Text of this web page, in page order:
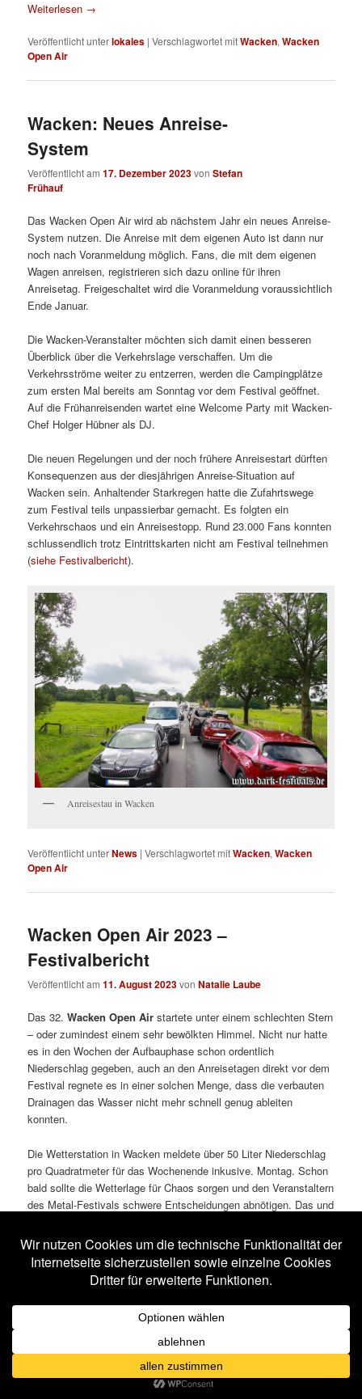
Weiterlesen →
Veröffentlicht unterlokales |Verschlagwortet mitWacken,Wacken
Open Air
Wacken: Neues Anreise-
System
Veröffentlicht am17. Dezember 2023vonStefan
Frühauf
Das Wacken Open Air wird ab nächstem Jahr ein neues Anreise-
System nutzen. Die Anreise mit dem eigenen Auto ist dann nur
noch nach Voranmeldung möglich. Fans, die mit dem eigenen
Wagen anreisen, registrieren sich dazu online für ihren
Anreisetag. Freigeschaltet wird die Voranmeldung voraussichtlich
Ende Januar.
Die Wacken-Veranstalter möchten sich damit einen besseren
Überblick über die Verkehrslage verschaffen. Um die
Verkehrsströme weiter zu entzerren, werden die Campingplätze
zum ersten Mal bereits am Sonntag vor dem Festival geöffnet.
Auf die Frühanreisenden wartet eine Welcome Party mit Wacken-
Chef Holger Hübner als DJ.
Die neuen Regelungen und der noch frühere Anreisestart dürften
Konsequenzen aus der diesjährigen Anreise-Situation auf
Wacken sein. Anhaltender Starkregen hatte die Zufahrtswege
zum Festival teils unpassierbar gemacht. Es folgten ein
Verkehrschaos und ein Anreisestopp. Rund 23.000 Fans konnten
schlussendlich trotz Eintrittskarten nicht am Festival teilnehmen
(siehe Festivalbericht).
Anreisestau in Wacken
Veröffentlicht unterNews |Verschlagwortet mitWacken,Wacken
Open Air
Wacken Open Air 2023 –
Festivalbericht
Veröffentlicht am11. August 2023vonNatalie Laube
Das 32.Wacken Open Air startete unter einem schlechten Stern
– oder zumindest einem sehr bewölkten Himmel. Nicht nur hatte
es in den Wochen der Aufbauphase schon ordentlich
Niederschlag gegeben, auch an den Anreisetagen direkt vor dem
Festival regnete es in einer solchen Menge, dass die verbauten
Drainagen das Wasser nicht mehr schnell genug ableiten
konnten.
Die Wetterstation in Wacken meldete über 50 Liter Niederschlag
pro Quadratmeter für das Wochenende inkusive. Montag. Schon
bald sollte die Wetterlage für Chaos sorgen und den Veranstaltern
des Metal-Festivals schwere Entscheidungen abnötigen. Das und
Fotolinks: Teil 1 (Dienstag, Mittwoch) Teil 2 (Donnerstag)
Teil 3
(Freitag),Teil 4 (Samstag)